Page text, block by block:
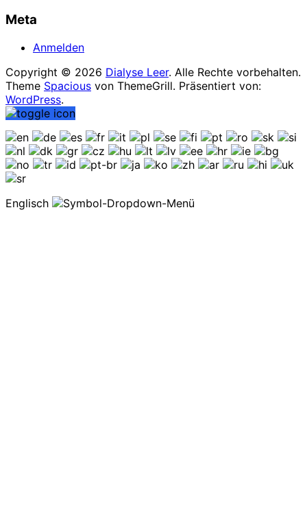
Meta
Anmelden
Copyright © 2026 Dialyse Leer. Alle Rechte vorbehalten.
Theme Spacious von ThemeGrill. Präsentiert von:
WordPress.
Englisch